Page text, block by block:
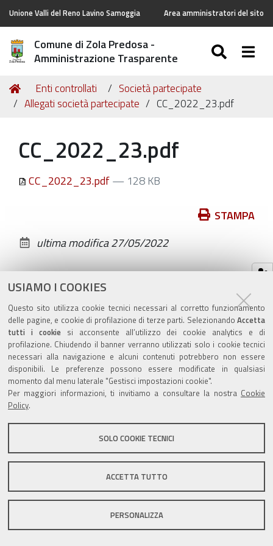
USIAMO I COOKIES
Questo sito utilizza cookie tecnici necessari al corretto funzionamento
delle pagine, e cookie di profilazione di terze parti. Selezionando Accetta
tutti i cookiesi acconsente all’utilizzo dei cookie analytics e di
profilazione. Chiudendo il banner verranno utilizzati solo i cookie tecnici
necessari alla navigazione e alcuni contenuti potrebbero non essere
disponibili. Le preferenze possono essere modificate in qualsiasi
momento dal menu laterale "Gestisci impostazioni cookie".
Per maggiori informazioni, ti invitiamo a consultare la nostra Cookie
Policy.
SOLO COOKIE TECNICI
ACCETTA TUTTO
PERSONALIZZA
Unione Valli del Reno Lavino Samoggia Area amministratori del sito
Comune di Zola Predosa -
Amministrazione Trasparente
Tu
sei
Home
Enti controllati
Società partecipate
Allegati società partecipate
CC_2022_23.pdf
CC_2022_23.pdf
CC_2022_23.pdf— 128 KB
documento
STAMPA
ultima modifica27/05/2022
Valuta questo sito
Sito istituzionale Comune di Zola Predosa
Privacy policy|DPO|Accessibilità